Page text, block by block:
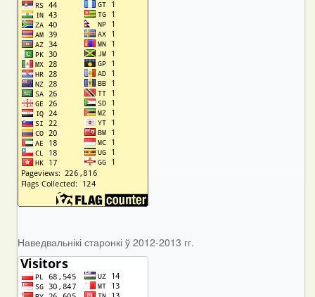
Наведвальнікі старонкі ў 2012-2013 гг.